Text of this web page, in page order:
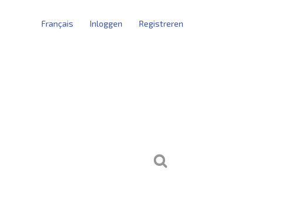
Français Inloggen Registreren